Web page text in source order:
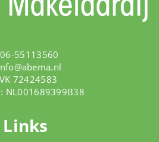
55113560
72424583
NL001689399B38
Links